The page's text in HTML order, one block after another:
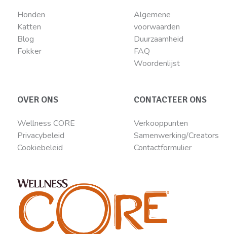
Honden
Katten
Blog
Fokker
Algemene
voorwaarden
Duurzaamheid
FAQ
Woordenlijst
OVER ONS
Wellness CORE
Privacybeleid
Cookiebeleid
CONTACTEER ONS
Verkooppunten
Samenwerking/Creators
Contactformulier